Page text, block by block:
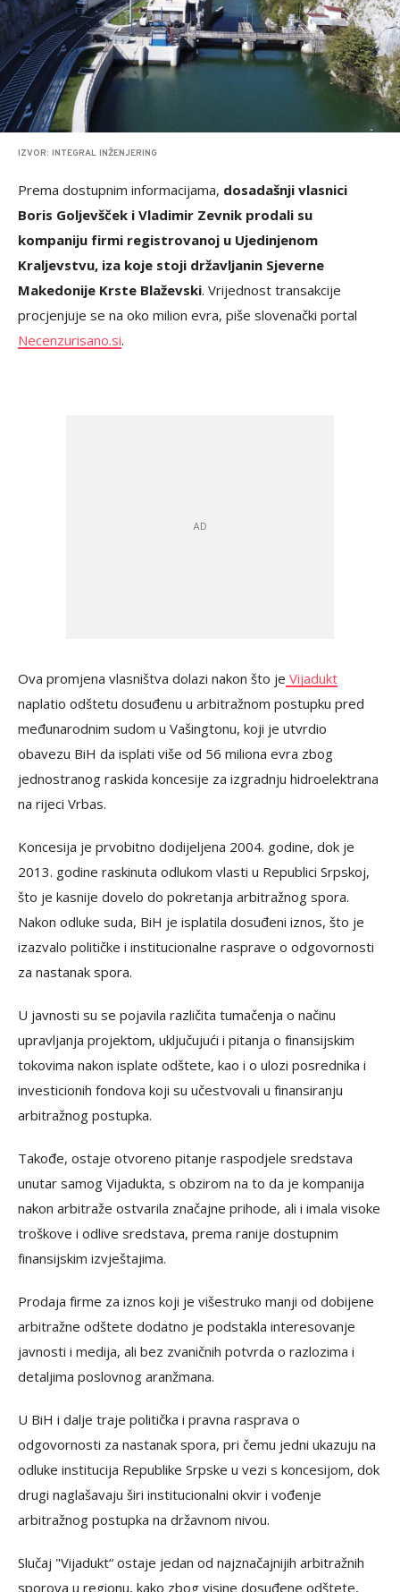
IZVOR: INTEGRAL INŽENJERING
Prema dostupnim informacijama, dosadašnji vlasnici
Boris Goljevšček i Vladimir Zevnik prodali su
kompaniju firmi registrovanoj u Ujedinjenom
Kraljevstvu, iza koje stoji državljanin Sjeverne
Makedonije Krste Blaževski. Vrijednost transakcije
procjenjuje se na oko milion evra, piše slovenački portal
Necenzurisano.si.
Ova promjena vlasništva dolazi nakon što je Vijadukt
naplatio odštetu dosuđenu u arbitražnom postupku pred
međunarodnim sudom u Vašingtonu, koji je utvrdio
obavezu BiH da isplati više od 56 miliona evra zbog
jednostranog raskida koncesije za izgradnju hidroelektrana
na rijeci Vrbas.
Koncesija je prvobitno dodijeljena 2004. godine, dok je
2013. godine raskinuta odlukom vlasti u Republici Srpskoj,
što je kasnije dovelo do pokretanja arbitražnog spora.
Nakon odluke suda, BiH je isplatila dosuđeni iznos, što je
izazvalo političke i institucionalne rasprave o odgovornosti
za nastanak spora.
U javnosti su se pojavila različita tumačenja o načinu
upravljanja projektom, uključujući i pitanja o finansijskim
tokovima nakon isplate odštete, kao i o ulozi posrednika i
investicionih fondova koji su učestvovali u finansiranju
arbitražnog postupka.
Takođe, ostaje otvoreno pitanje raspodjele sredstava
unutar samog Vijadukta, s obzirom na to da je kompanija
nakon arbitraže ostvarila značajne prihode, ali i imala visoke
troškove i odlive sredstava, prema ranije dostupnim
finansijskim izvještajima.
Prodaja firme za iznos koji je višestruko manji od dobijene
arbitražne odštete dodatno je podstakla interesovanje
javnosti i medija, ali bez zvaničnih potvrda o razlozima i
detaljima poslovnog aranžmana.
U BiH i dalje traje politička i pravna rasprava o
odgovornosti za nastanak spora, pri čemu jedni ukazuju na
odluke institucija Republike Srpske u vezi s koncesijom, dok
drugi naglašavaju širi institucionalni okvir i vođenje
arbitražnog postupka na državnom nivou.
Slučaj "Vijadukt“ ostaje jedan od najznačajnijih arbitražnih
sporova u regionu, kako zbog visine dosuđene odštete,